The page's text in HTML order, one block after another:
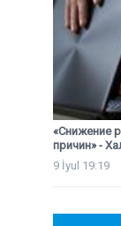
«Снижение
причин» -
9 İyul 19:19